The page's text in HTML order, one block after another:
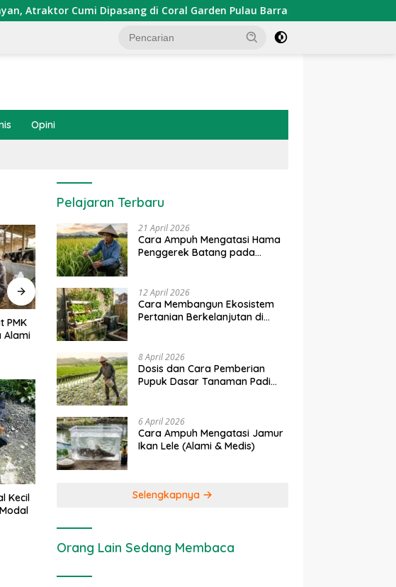
Cumi Dipasang di Coral Garden Pulau Barrang Caddi
Opini
Penerapan IoT dalam
Pertanian Modern di Indonesia
Ekonomi Sumber Daya Lahan:
Kecil
Pelajaran Terbaru
21 April 2026
Cara Ampuh Mengatasi Hama
Penggerek Batang pada
12 April 2026
Cara Membangun Ekosistem
Pertanian Berkelanjutan di
8 April 2026
Dosis dan Cara Pemberian
Pupuk Dasar Tanaman Padi
6 April 2026
Cara Ampuh Mengatasi Jamur
Ikan Lele (Alami & Medis)
Selengkapnya
Orang Lain Sedang Membaca